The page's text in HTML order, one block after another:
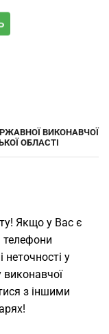
ВИКОНАВЧОЇ
ОБЛАСТІ
Якщо у Вас є
телефони
неточності у
виконавчої
з іншими